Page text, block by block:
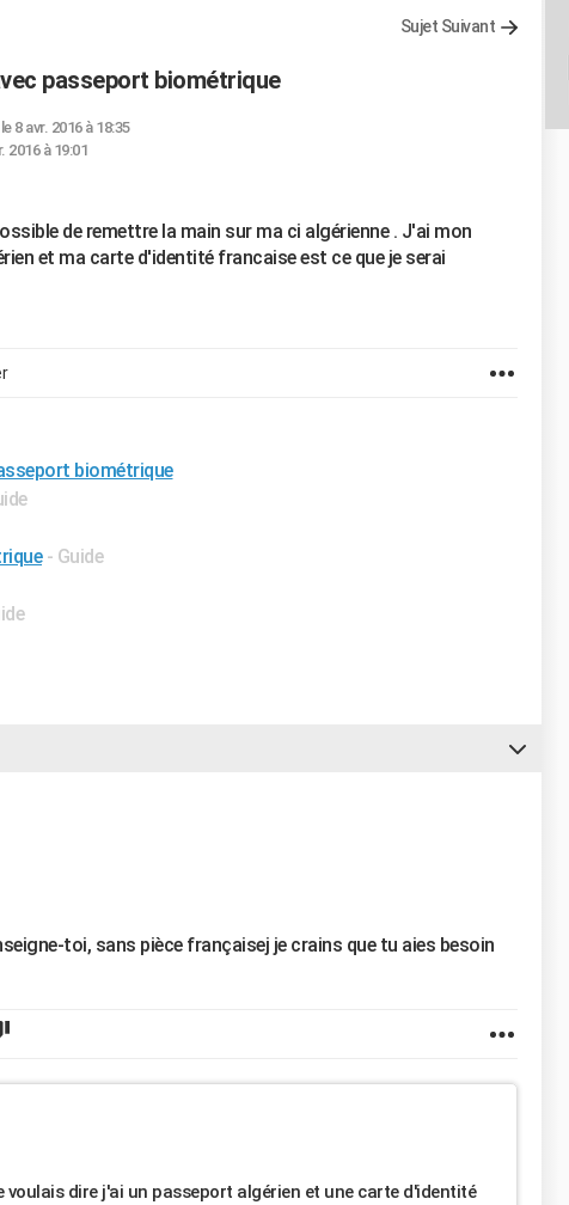
Sujet Suivant
passeport biométrique
8 avr. 2016 à 18:35
2016 à 19:01
de remettre la main sur ma ci algérienne . J'ai mon
et ma carte d'identité francaise est ce que je serai
biométrique
- Guide
toi, sans pièce françaisej je crains que tu aies besoin
voulais dire j'ai un passeport algérien et une carte d'identité